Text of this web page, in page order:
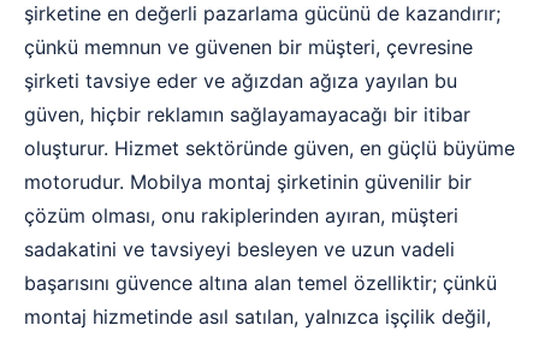
şirketine en değerli pazarlama gücünü de kazandırır;
çünkü memnun ve güvenen bir müşteri, çevresine
şirketi tavsiye eder ve ağızdan ağıza yayılan bu
güven, hiçbir reklamın sağlayamayacağı bir itibar
oluşturur. Hizmet sektöründe güven, en güçlü büyüme
motorudur. Mobilya montaj şirketinin güvenilir bir
çözüm olması, onu rakiplerinden ayıran, müşteri
sadakatini ve tavsiyeyi besleyen ve uzun vadeli
başarısını güvence altına alan temel özelliktir; çünkü
montaj hizmetinde asıl satılan, yalnızca işçilik değil,